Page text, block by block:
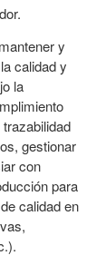
y
calidad y
la
gestionar
con
para
calidad en